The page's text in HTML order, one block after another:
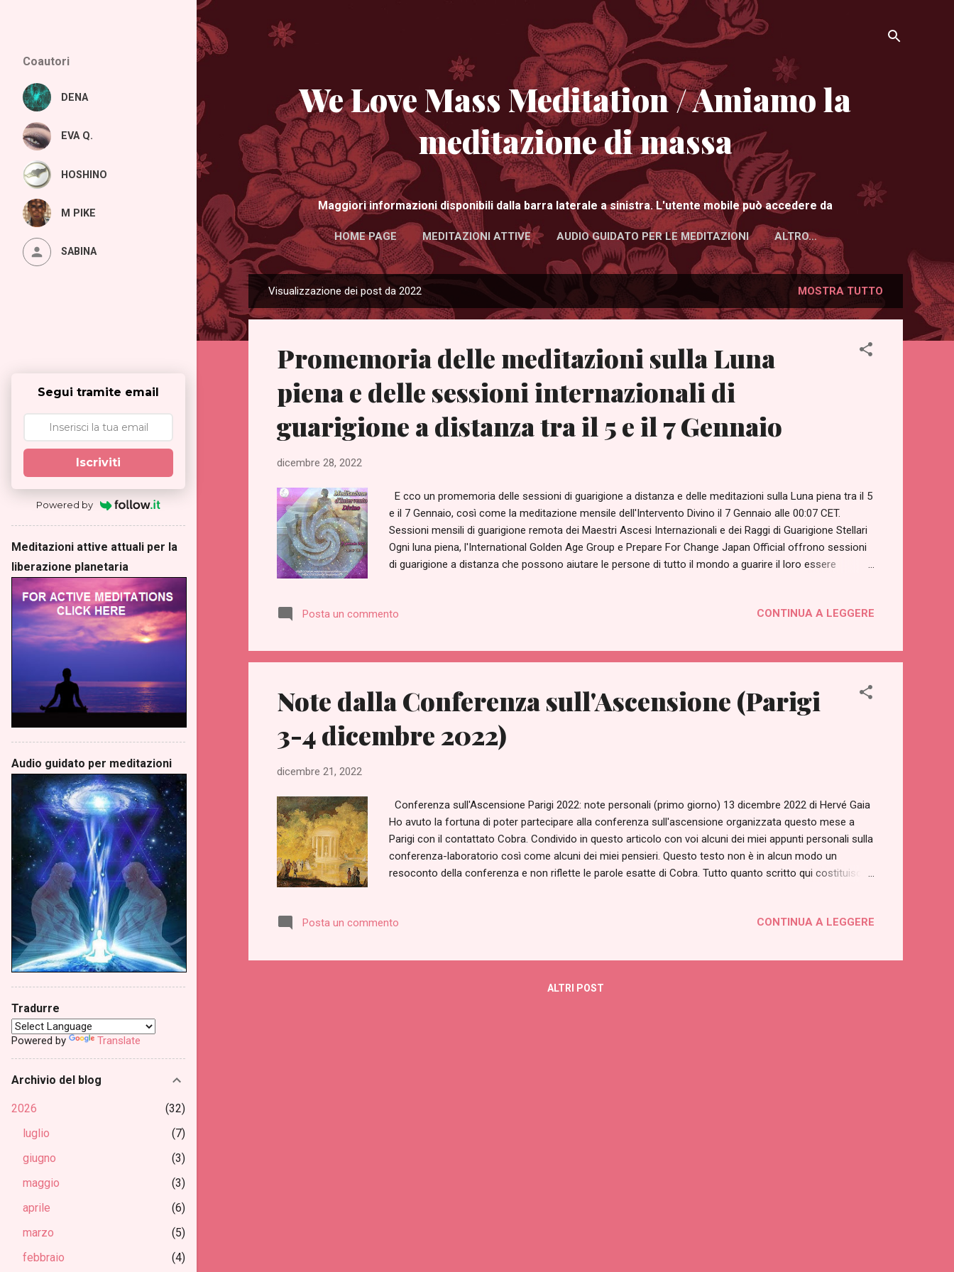
We Love Mass Meditation / Amiamo la
meditazione di massa
Maggiori informazioni disponibili dalla barra laterale a sinistra. L'utente mobile può accedere da
HOME PAGE MEDITAZIONI ATTIVE AUDIO GUIDATO PER LE MEDITAZIONI ALTRO…
o
Visualizzazione dei post da 2022 MOSTRA TUTTO
Promemoria delle meditazioni sulla Luna
piena e delle sessioni internazionali di
guarigione a distanza tra il 5 e il 7 Gennaio
dicembre 28, 2022
E cco un promemoria delle sessioni di guarigione a distanza e delle meditazioni sulla Luna piena tra il 5
e il 7 Gennaio, così come la meditazione mensile dell'Intervento Divino il 7 Gennaio alle 00:07 CET.
Sessioni mensili di guarigione remota dei Maestri Ascesi Internazionali e dei Raggi di Guarigione Stellari
Ogni luna piena, l'International Golden Age Group e Prepare For Change Japan Official offrono sessioni
di guarigione a distanza che possono aiutare le persone di tutto il mondo a guarire il loro essere
la prossima Luna Piena, si terranno tre sessioni internazionali di guarigione a distanza all'ora elencata di
https://www.timeanddate.com/worldclock/fixedtime.html?
msg=%5BFirst+Day%5D+Monthly+Ascended+Masters+and+Stellar+Healing+Rays...
Posta un commento CONTINUA A LEGGERE
Note dalla Conferenza sull'Ascensione (Parigi
3-4 dicembre 2022)
dicembre 21, 2022
Conferenza sull'Ascensione Parigi 2022: note personali (primo giorno) 13 dicembre 2022 di Hervé Gaia
Ho avuto la fortuna di poter partecipare alla conferenza sull'ascensione organizzata questo mese a
Parigi con il contattato Cobra. Condivido in questo articolo con voi alcuni dei miei appunti personali sulla
conferenza-laboratorio così come alcuni dei miei pensieri. Questo testo non è in alcun modo un
resoconto della conferenza e non riflette le parole esatte di Cobra. Tutto quanto scritto qui costituisce
maggioranza delle informazioni e degli strumenti presentati in questo seminario sono già stati oggetto
circa 320 persone a partecipare a questo works...
Posta un commento CONTINUA A LEGGERE
ALTRI POST
Coautori
DENA
EVA Q.
HOSHINO
M PIKE
SABINA
Segui tramite email
Iscriviti
Powered by
Meditazioni attive attuali per la
liberazione planetaria
Audio guidato per meditazioni
Tradurre
Powered by Translate
Archivio del blog
2026
32
luglio
7
giugno
3
maggio
3
aprile
6
marzo
5
febbraio
4